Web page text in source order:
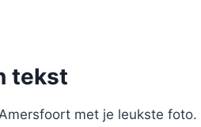
tekst
met je leukste foto.